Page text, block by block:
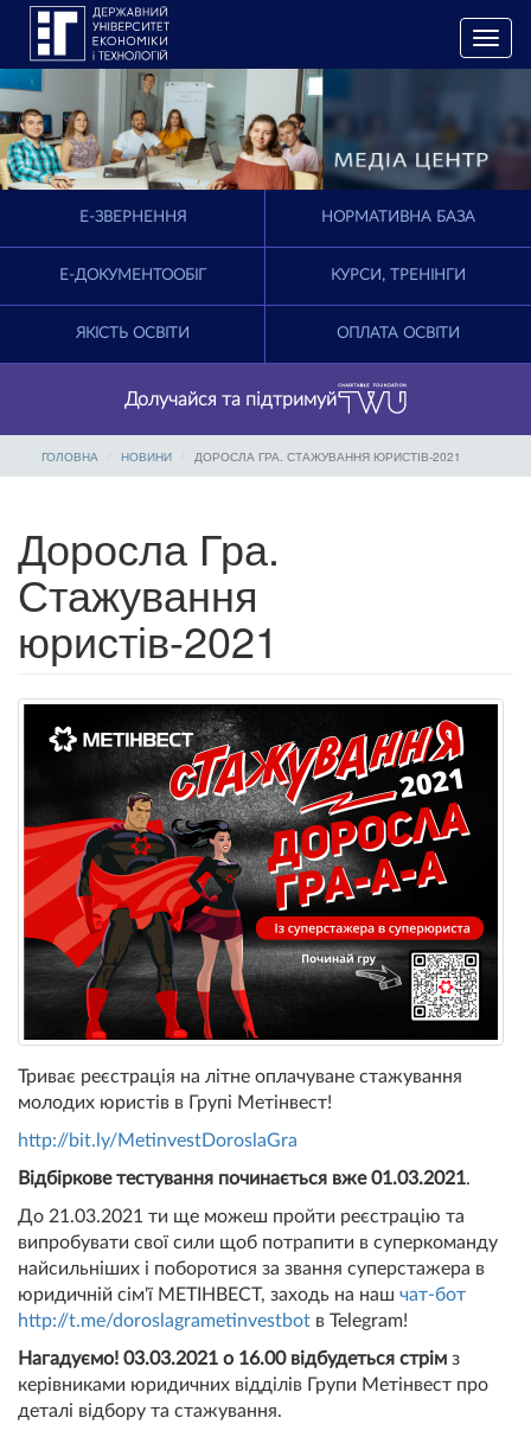
T
o
e
i
a
E-ЗВЕРНЕННЯ НОРМАТИВНА БАЗА
Е-ДОКУМЕНТООБІГ КУРСИ, ТРЕНІНГИ
ЯКІСТЬ ОСВІТИ ОПЛАТА ОСВІТИ
Долучайся та підтримуй
ГОЛОВНА НОВИНИ ДОРОСЛА ГРА. СТАЖУВАННЯ ЮРИСТІВ-2021
Доросла Гра.
Стажування
юристів-2021
Триває реєстрація на літне оплачуване стажування
молодих юристів в Групі Метінвест!
http://bit.ly/MetinvestDoroslaGra
Відбіркове тестування починається вже 01.03.2021.
До 21.03.2021 ти ще можеш пройти реєстрацію та
випробувати свої сили щоб потрапити в суперкоманду
найсильніших і поборотися за звання суперстажера в
юридичній сім'ї МЕТІНВЕСТ, заходь на наш чат-бот
http://t.me/doroslagrametinvestbot в Telegram!
Нагадуємо! 03.03.2021 о 16.00 відбудеться стрім з
керівниками юридичних відділів Групи Метінвест про
деталі відбору та стажування.